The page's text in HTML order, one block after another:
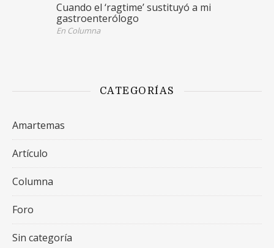
Cuando el ‘ragtime’ sustituyó a mi
gastroenterólogo
En Columna
CATEGORÍAS
Amartemas
Artículo
Columna
Foro
Sin categoría